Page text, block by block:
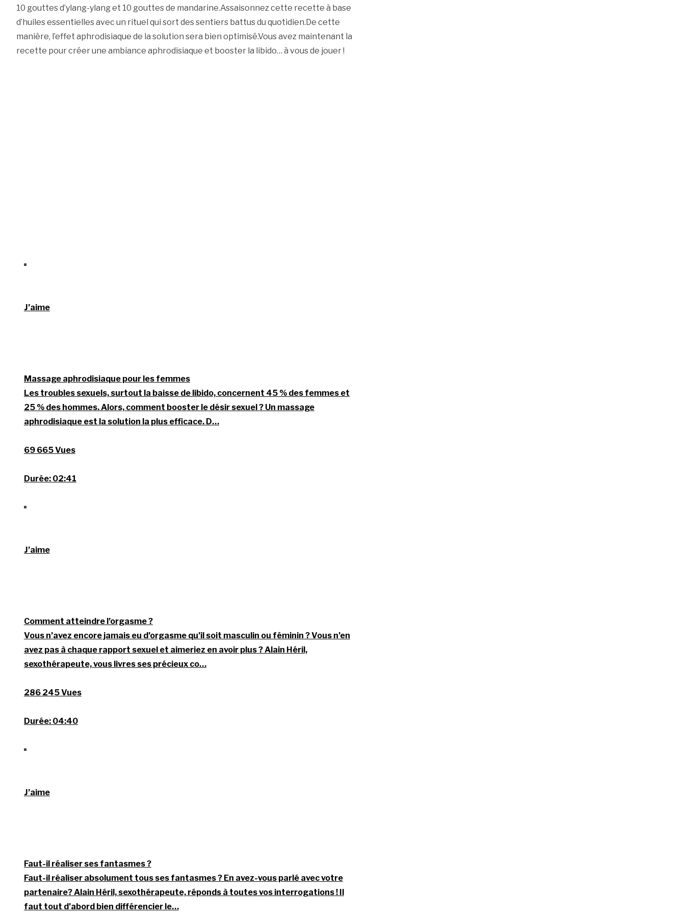
10 gouttes d’ylang-ylang et 10 gouttes de mandarine.Assaisonnez cette recette à base
d’huiles essentielles avec un rituel qui sort des sentiers battus du quotidien.De cette
manière, l’effet aphrodisiaque de la solution sera bien optimisé.Vous avez maintenant la
recette pour créer une ambiance aphrodisiaque et booster la libido… à vous de jouer !
J’aime
Massage aphrodisiaque pour les femmes
Les troubles sexuels, surtout la baisse de libido, concernent 45 % des femmes et
25 % des hommes. Alors, comment booster le désir sexuel ? Un massage
aphrodisiaque est la solution la plus efficace. D…
69 665 Vues
Durée:02:41
J’aime
Comment atteindre l’orgasme ?
Vous n’avez encore jamais eu d’orgasme qu’il soit masculin ou féminin ? Vous n’en
avez pas à chaque rapport sexuel et aimeriez en avoir plus ? Alain Héril,
sexothérapeute, vous livres ses précieux co…
286 245 Vues
Durée:04:40
J’aime
Faut-il réaliser ses fantasmes ?
Faut-il réaliser absolument tous ses fantasmes ? En avez-vous parlé avec votre
partenaire? Alain Héril, sexothérapeute, réponds à toutes vos interrogations ! Il
faut tout d’abord bien différencier le…